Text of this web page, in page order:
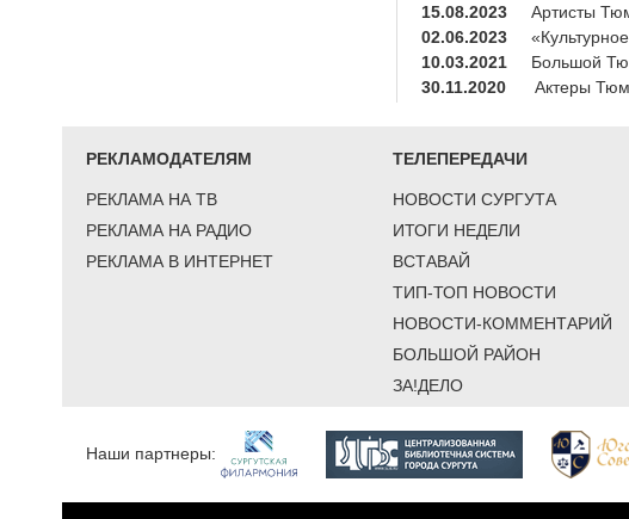
15.08.2023
Артисты
02.06.2023
10.03.2021
Большой
30.11.2020
Актеры
РЕКЛАМОДАТЕЛЯМ
РЕКЛАМА НА ТВ
РЕКЛАМА НА РАДИО
РЕКЛАМА В ИНТЕРНЕТ
ТЕЛЕПЕРЕДАЧИ
НОВОСТИ СУРГУТА
ИТОГИ НЕДЕЛИ
ВСТАВАЙ
ТИП-ТОП НОВОСТИ
НОВОСТИ-КОММЕНТАРИЙ
БОЛЬШОЙ РАЙОН
ЗА!ДЕЛО
Наши партнеры: